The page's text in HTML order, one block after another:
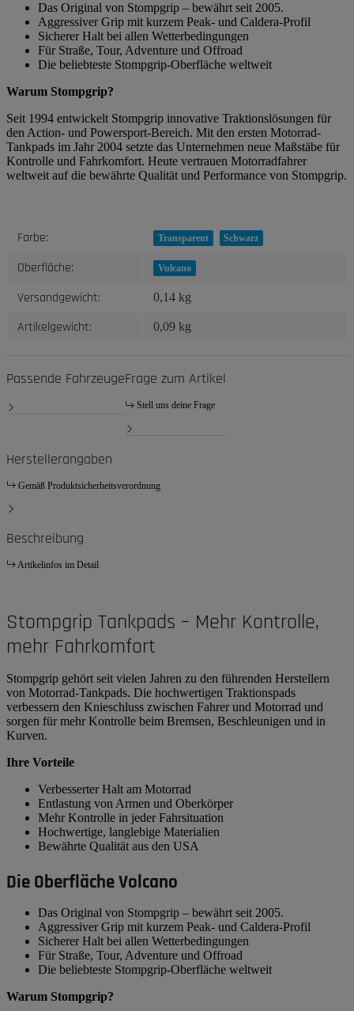
Das Original von Stompgrip – bewährt seit 2005.
Aggressiver Grip mit kurzem Peak- und Caldera-Profil
Sicherer Halt bei allen Wetterbedingungen
Für Straße, Tour, Adventure und Offroad
Die beliebteste Stompgrip-Oberfläche weltweit
Warum Stompgrip?
Seit 1994 entwickelt Stompgrip innovative Traktionslösungen für
den Action- und Powersport-Bereich. Mit den ersten Motorrad-
Tankpads im Jahr 2004 setzte das Unternehmen neue Maßstäbe für
Kontrolle und Fahrkomfort. Heute vertrauen Motorradfahrer
weltweit auf die bewährte Qualität und Performance von Stompgrip.
Produkteigenschaft
Wert
Farbe: Transparent Schwarz
Oberfläche: Vulcano
Versandgewicht: 0,14 kg
Artikelgewicht: 0,09 kg
Passende FahrzeugeFrage zum Artikel
Stell uns deine Frage
Herstellerangaben
Gemäß Produktsicherheitsverordnung
Beschreibung
Artikelinfos im Detail
Stompgrip Tankpads – Mehr Kontrolle,
mehr Fahrkomfort
Stompgrip gehört seit vielen Jahren zu den führenden Herstellern
von Motorrad-Tankpads. Die hochwertigen Traktionspads
verbessern den Knieschluss zwischen Fahrer und Motorrad und
sorgen für mehr Kontrolle beim Bremsen, Beschleunigen und in
Kurven.
Ihre Vorteile
Verbesserter Halt am Motorrad
Entlastung von Armen und Oberkörper
Mehr Kontrolle in jeder Fahrsituation
Hochwertige, langlebige Materialien
Bewährte Qualität aus den USA
Die Oberfläche Volcano
Das Original von Stompgrip – bewährt seit 2005.
Aggressiver Grip mit kurzem Peak- und Caldera-Profil
Sicherer Halt bei allen Wetterbedingungen
Für Straße, Tour, Adventure und Offroad
Die beliebteste Stompgrip-Oberfläche weltweit
Warum Stompgrip?